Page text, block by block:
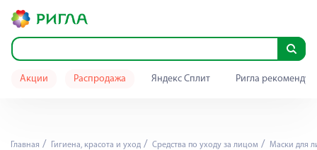
Акции Распродажа Яндекс Сплит Ригла
Главная Гигиена, красота и уход Средства по уходу за лицом Маски для